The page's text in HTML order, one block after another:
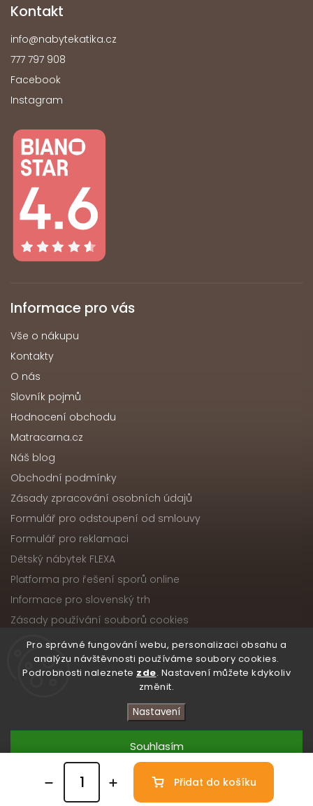
Pro správné fungování webu, personalizaci obsahu a
analýzu návštěvnosti používáme soubory cookies.
Podrobnosti naleznete zde. Nastavení můžete kdykoliv
změnit.
Nastavení
Odmítnout
Souhlasím
Přidat do košíku
Kontakt
info@nabytekatika.cz
777 797 908
Facebook
Instagram
Informace pro vás
Vše o nákupu
Kontakty
O nás
Slovník pojmů
Hodnocení obchodu
Matracarna.cz
Náš blog
Obchodní podmínky
Zásady zpracování osobních údajů
Formulář pro odstoupení od smlouvy
Formulář pro reklamaci
Dětský nábytek FLEXA
Platforma pro řešení sporů online
Informace pro slovenský trh
Zásady používání souborů cookies
Copyright 2026Nábytek ATIKA, s.r.o.. Všechna práva
vyhrazena.
Upravit nastavení cookies
VytvořilShoptet| DesignShoptak.cz
/* Skryté zobrazení obou ikon na počítači */ .atika-